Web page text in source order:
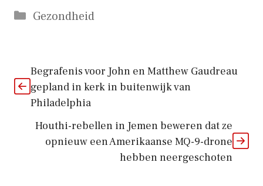
Categorieën
Gezondheid
Begrafenis voor John en Matthew Gaudreau
gepland in kerk in buitenwijk van
Philadelphia
Houthi-rebellen in Jemen beweren dat ze
opnieuw een Amerikaanse MQ-9-drone
hebben neergeschoten